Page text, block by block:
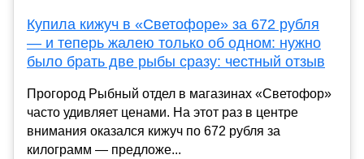
Купила кижуч в «Светофоре» за 672 рубля
— и теперь жалею только об одном: нужно
было брать две рыбы сразу: честный отзыв
Прогород Рыбный отдел в магазинах «Светофор»
часто удивляет ценами. На этот раз в центре
внимания оказался кижуч по 672 рубля за
килограмм — предложе...